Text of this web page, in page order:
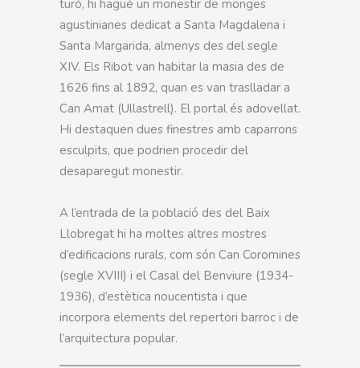
turó, hi hagué un monestir de monges
agustinianes dedicat a Santa Magdalena i
Santa Margarida, almenys des del segle
XIV. Els Ribot van habitar la masia des de
1626 fins al 1892, quan es van traslladar a
Can Amat (Ullastrell). El portal és adovellat.
Hi destaquen dues finestres amb caparrons
esculpits, que podrien procedir del
desaparegut monestir.
A l’entrada de la població des del Baix
Llobregat hi ha moltes altres mostres
d’edificacions rurals, com són Can Coromines
(segle XVIII) i el Casal del Benviure (1934-
1936), d’estètica noucentista i que
incorpora elements del repertori barroc i de
l’arquitectura popular.